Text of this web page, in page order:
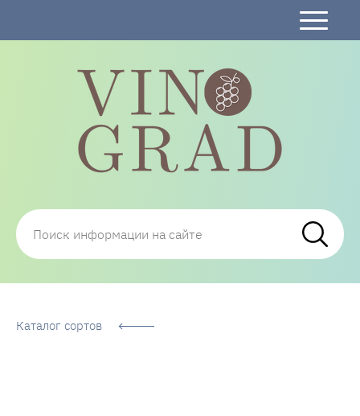
Сорта Винограда: описание, фото, отзывы,
технологии посадки и ухода
Каталог сортов